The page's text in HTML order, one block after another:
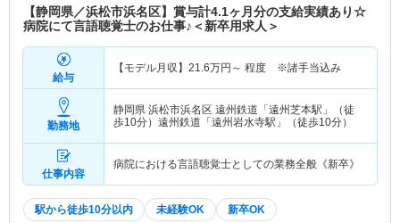
【静岡県／浜松市浜名区】賞与計4.1ヶ月分の支給実績あり☆
病院にて言語聴覚士のお仕事♪＜新卒用求人＞
給与
【モデル月収】 21.6万円～ 程度 ※諸手当込み
勤務地
静岡県 浜松市浜名区 遠州鉄道「遠州芝本駅」（徒
歩10分）遠州鉄道「遠州岩水寺駅」（徒歩10分）
仕事内容
病院における言語聴覚士としての業務全般《新卒》
駅から徒歩10分以内 未経験OK 新卒OK